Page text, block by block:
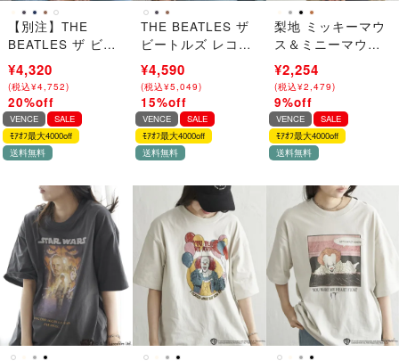
【別注】THE
BEATLES ザ ビー
トルズ ツアーラグ
ランTシャツ
¥5,400
(税込¥5,940)
→
¥4,320
(税込¥4,752)
20%off
THE BEATLES ザ
ビートルズ レコー
ドプリントTシャツ
¥5,400
(税込¥5,940)
→
¥4,590
(税込¥5,049)
15%off
梨地 ミッキーマウ
ス＆ミニーマウス
プリントTシャツ
¥2,480
(税込¥2,728)
→
¥2,254
(税込¥2,479)
9%off
VENCE
SALE
ﾓｱｵﾌ最大4000off
送料無料
VENCE
SALE
ﾓｱｵﾌ最大4000off
送料無料
VENCE
SALE
ﾓｱｵﾌ最大4000off
送料無料